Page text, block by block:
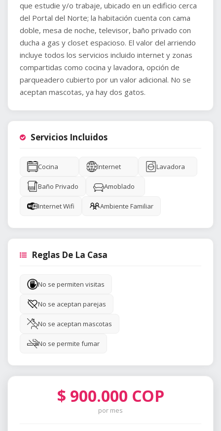
que estudie y/o trabaje, ubicado en un edificio cerca
del Portal del Norte; la habitación cuenta con cama
doble, mesa de noche, televisor, baño privado con
ducha a gas y closet espacioso. El valor del arriendo
incluye todos los servicios incluido internet y zonas
compartidas como cocina y lavadora, opción de
parqueadero cubierto por un valor adicional. No se
aceptan mascotas, ya hay dos gatos.
Servicios Incluidos
Cocina Internet Lavadora
Baño Privado Amoblado
Internet Wifi Ambiente Familiar
Reglas De La Casa
No se permiten visitas
No se aceptan parejas
No se aceptan mascotas
No se permite fumar
$ 900.000 COP
por mes